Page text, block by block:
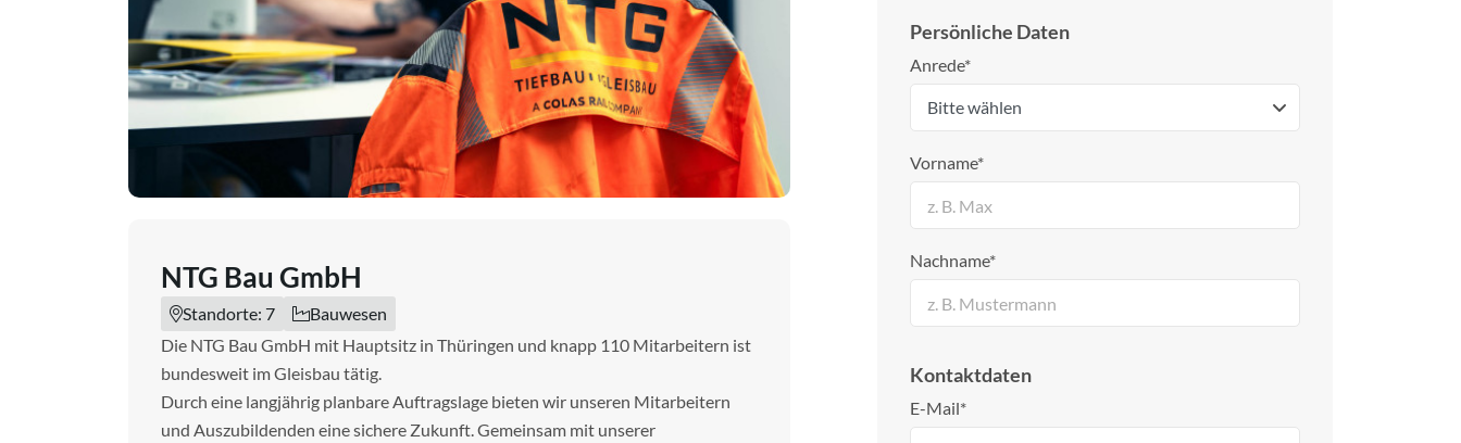
NTG Bau GmbH
Standorte: 7
Bauwesen
Die NTG Bau GmbH mit Hauptsitz in Thüringen und knapp 110 Mitarbeitern ist
bundesweit im Gleisbau tätig.
Durch eine langjährig planbare Auftragslage bieten wir unseren Mitarbeitern
und Auszubildenden eine sichere Zukunft. Gemeinsam mit unserer
Persönliche Daten
Anrede*
Vorname*
Nachname*
Kontaktdaten
E-Mail*